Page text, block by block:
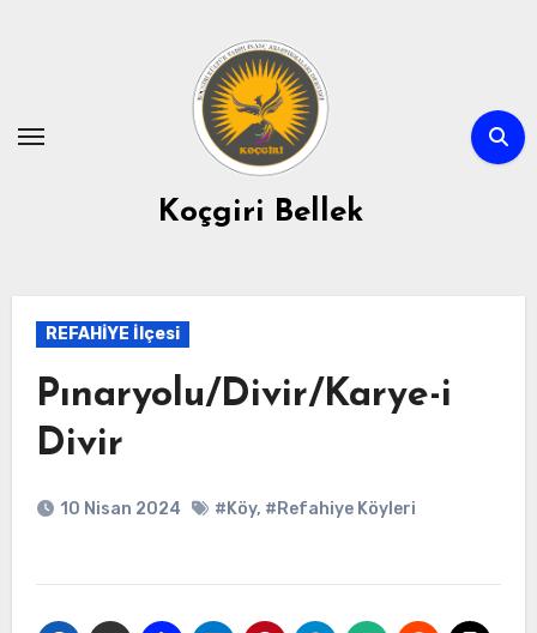
Koçgiri Bellek
REFAHİYE İlçesi
Pınaryolu/Divir/Karye-i
Divir
10 Nisan 2024 #Köy, #Refahiye Köyleri